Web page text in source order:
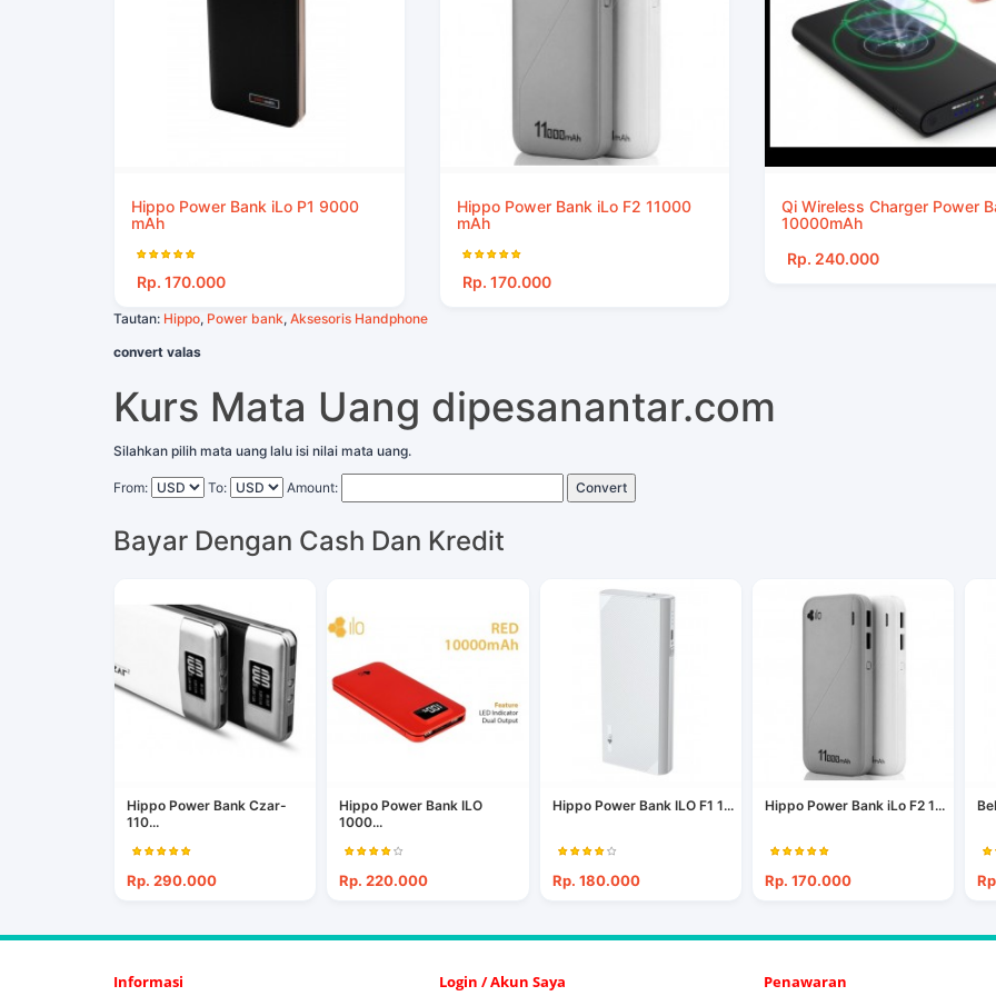
Hippo Power Bank iLo P1 9000
mAh
Rp. 170.000
Hippo Power Bank iLo F2 11000
mAh
Rp. 170.000
Qi Wireless Charger Power
10000mAh
Rp. 240.000
Tautan: Hippo, Power bank, Aksesoris Handphone
convert valas
Kurs Mata Uang dipesanantar.com
Silahkan pilih mata uang lalu isi nilai mata uang.
From: To: Amount: Convert
Bayar Dengan Cash Dan Kredit
Hippo Power Bank Czar-
110...
Rp. 290.000
Hippo Power Bank ILO
1000...
Rp. 220.000
Hippo Power Bank ILO F1 1...
Rp. 180.000
Hippo Power Bank iLo F2 1...
Rp. 170.000
Informasi Login / Akun Saya Penawaran